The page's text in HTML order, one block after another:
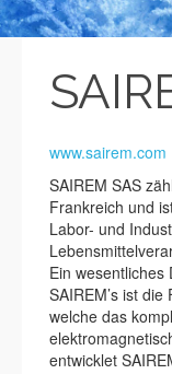
www.sairem.com
SAIREM SAS
Frankreich und
Labor- und
Ein wesentliches
SAIREM’s ist
welche das
entwicklet